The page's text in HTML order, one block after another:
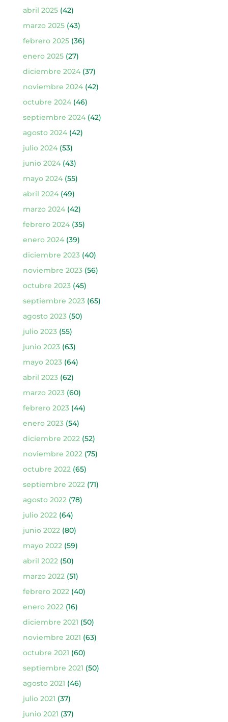
abril 2025(42)
marzo 2025(43)
febrero 2025(36)
enero 2025(27)
diciembre 2024(37)
noviembre 2024(42)
octubre 2024(46)
septiembre 2024(42)
agosto 2024(42)
julio 2024(53)
junio 2024(43)
mayo 2024(55)
abril 2024(49)
marzo 2024(42)
febrero 2024(35)
enero 2024(39)
diciembre 2023(40)
noviembre 2023(56)
octubre 2023(45)
septiembre 2023(65)
agosto 2023(50)
julio 2023(55)
junio 2023(63)
mayo 2023(64)
abril 2023(62)
marzo 2023(60)
febrero 2023(44)
enero 2023(54)
diciembre 2022(52)
noviembre 2022(75)
octubre 2022(65)
septiembre 2022(71)
agosto 2022(78)
julio 2022(64)
junio 2022(80)
mayo 2022(59)
abril 2022(50)
marzo 2022(51)
febrero 2022(40)
enero 2022(16)
diciembre 2021 (50)
noviembre 2021 (63)
octubre 2021 (60)
septiembre 2021 (50)
agosto 2021 (46)
julio 2021 (37)
junio 2021 (37)